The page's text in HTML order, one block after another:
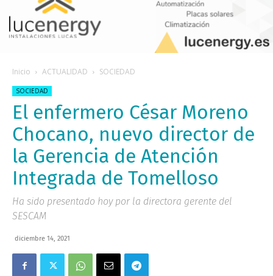
Inicio ACTUALIDAD SOCIEDAD
SOCIEDAD
El enfermero César Moreno
Chocano, nuevo director de
la Gerencia de Atención
Integrada de Tomelloso
Ha sido presentado hoy por la directora gerente del
SESCAM
diciembre 14, 2021